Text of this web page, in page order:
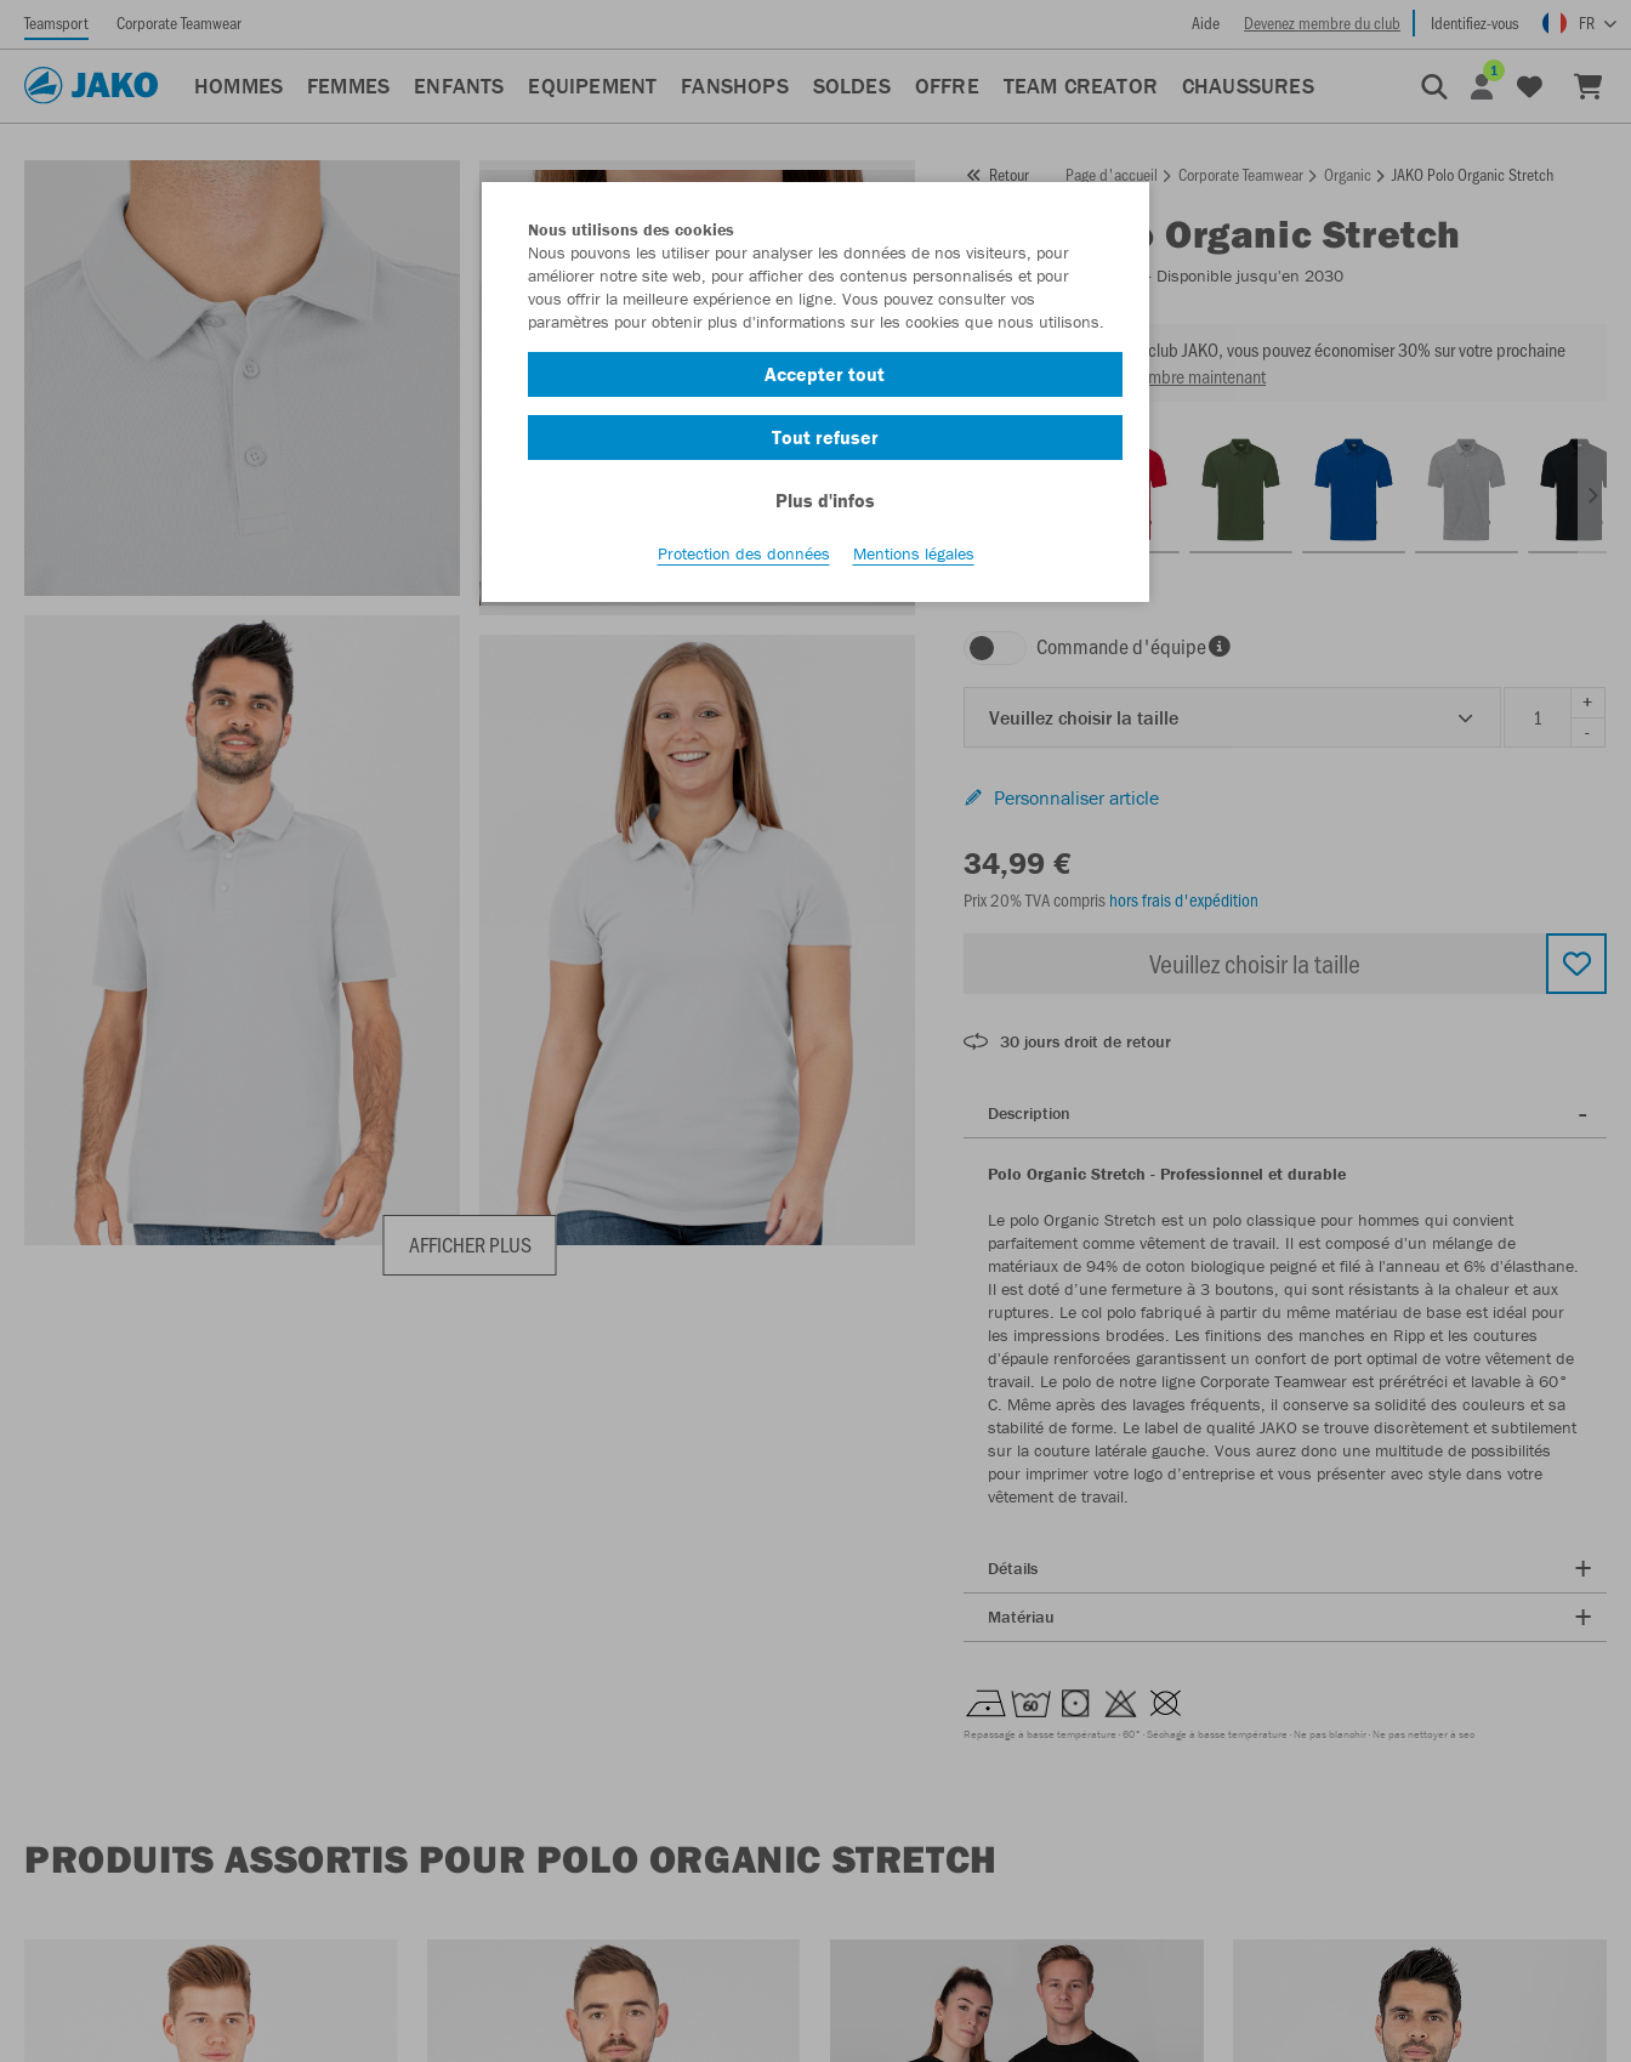
Teamsport Corporate Teamwear Aide Devenez membre du club Identifiez-vous FR
HOMMES FEMMES ENFANTS EQUIPEMENT FANSHOPS SOLDES OFFRE TEAM CREATOR CHAUSSURES
1
AFFICHER PLUS
Retour Page d'accueil Corporate Teamwear Organic JAKO Polo Organic Stretch
Polo Organic Stretch
Numéro d’article: - Disponible jusqu'en 2030
En tant que membre du club JAKO, vous pouvez économiser 30% sur votre prochaine
Devenir membre maintenant
Commande d'équipe
Veuillez choisir la taille
+
-
Personnaliser article
34,99 €
Prix 20% TVA compris hors frais d'expédition
Veuillez choisir la taille
30 jours droit de retour
Description
Polo Organic Stretch - Professionnel et durable
Le polo Organic Stretch est un polo classique pour hommes qui convient
parfaitement comme vêtement de travail. Il est composé d'un mélange de
matériaux de 94% de coton biologique peigné et filé à l'anneau et 6% d'élasthane.
Il est doté d’une fermeture à 3 boutons, qui sont résistants à la chaleur et aux
ruptures. Le col polo fabriqué à partir du même matériau de base est idéal pour
les impressions brodées. Les finitions des manches en Ripp et les coutures
d'épaule renforcées garantissent un confort de port optimal de votre vêtement de
travail. Le polo de notre ligne Corporate Teamwear est prérétréci et lavable à 60°
C. Même après des lavages fréquents, il conserve sa solidité des couleurs et sa
stabilité de forme. Le label de qualité JAKO se trouve discrètement et subtilement
sur la couture latérale gauche. Vous aurez donc une multitude de possibilités
pour imprimer votre logo d’entreprise et vous présenter avec style dans votre
vêtement de travail.
Détails
Matériau
Repassage à basse température 60° Séchage à basse température Ne pas blanchir Ne pas nettoyer à sec
PRODUITS ASSORTIS POUR POLO ORGANIC STRETCH
Nous utilisons des cookies
Nous pouvons les utiliser pour analyser les données de nos visiteurs, pour
améliorer notre site web, pour afficher des contenus personnalisés et pour
vous offrir la meilleure expérience en ligne. Vous pouvez consulter vos
paramètres pour obtenir plus d'informations sur les cookies que nous utilisons.
Accepter tout
Tout refuser
Plus d'infos
Protection des données Mentions légales